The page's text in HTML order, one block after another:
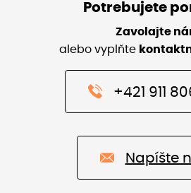
Potrebujete
Zavolajte
alebo vyplňte
+421 911
Napíšte